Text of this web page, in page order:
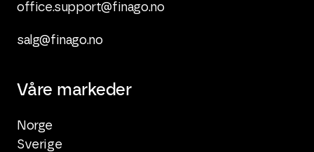
office.support@finago.no
salg@finago.no
Våre markeder
Norge
Sverige